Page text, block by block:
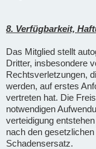
8. Verfügbarkeit,
Das Mitglied stellt
Dritter, insbesondere
Rechtsverletzungen,
werden, auf erstes
vertreten hat. Die
notwendigen
verteidigung
nach den
Schadensersatz.